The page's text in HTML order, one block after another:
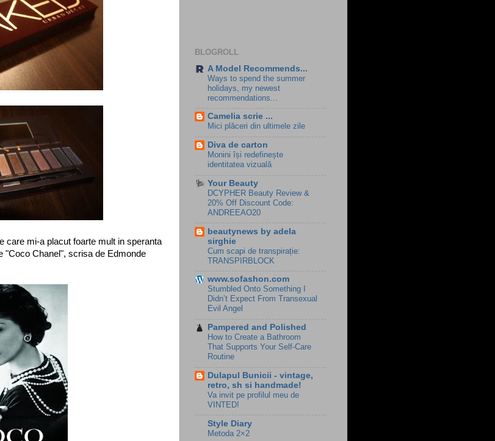
care mi-a placut foarte mult in speranta
"Coco Chanel", scrisa de Edmonde
BLOGROLL
A Model Recommends...
Ways to spend the summer
holidays, my newest
recommendations...
Camelia scrie ...
Mici plăceri din ultimele zile
Diva de carton
Monini își redefinește
identitatea vizuală
Your Beauty
DCYPHER Beauty Review &
20% Off Discount Code:
ANDREEAO20
beautynews by adela
sirghie
Cum scapi de transpirație:
TRANSPIRBLOCK
www.sofashon.com
Stumbled Onto Something I
Didn’t Expect From Transexual
Evil Angel
Pampered and Polished
How to Create a Bathroom
That Supports Your Self-Care
Routine
Dulapul Bunicii - vintage,
retro, sh si handmade!
Va invit pe profilul meu de
VINTED!
Style Diary
Metoda 2×2